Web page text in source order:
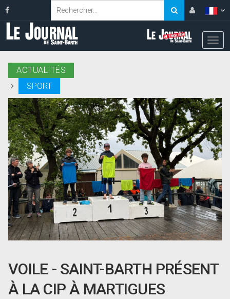
ACTUALITÉS
SPORT
VOILE - SAINT-BARTH PRÉSENT
À LA CIP À MARTIGUES